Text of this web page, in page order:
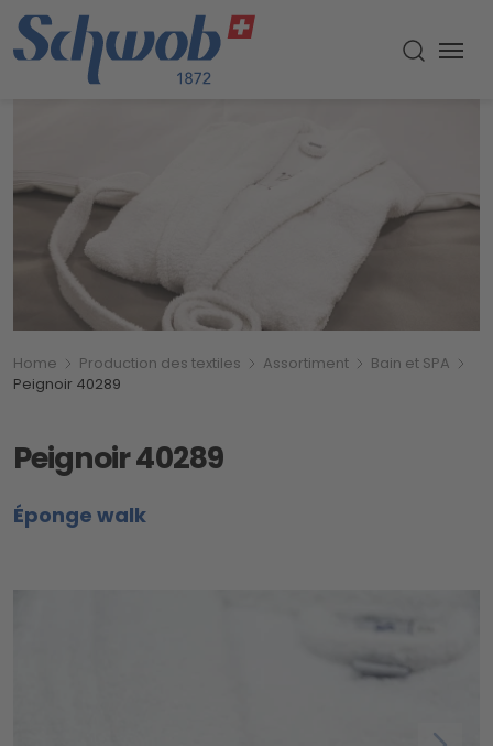
Menu
Breadcrumb
Vous êtes ici:
Home Production des textiles Assortiment
Bain et SPA
Peignoir 40289
Peignoir 40289
Éponge walk